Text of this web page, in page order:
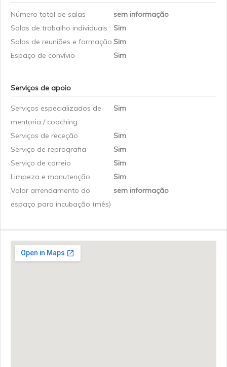
Número total de salas
sem informação
Salas de trabalho individuais
Sim
Salas de reuniões e formação Sim
Espaço de convívio
Sim
Serviços de apoio
Serviços especializados de
mentoria / coaching
Sim
Serviços de receção
Sim
Serviço de reprografia
Sim
Serviço de correio
Sim
Limpeza e manutenção
Sim
Valor arrendamento do
espaço para incubação (mês)
sem informação